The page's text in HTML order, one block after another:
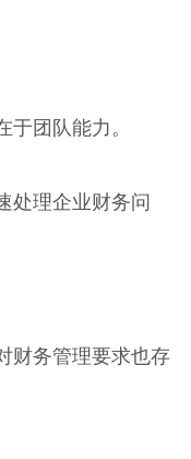
团队能力。
处理企业财务问
财务管理要求也存